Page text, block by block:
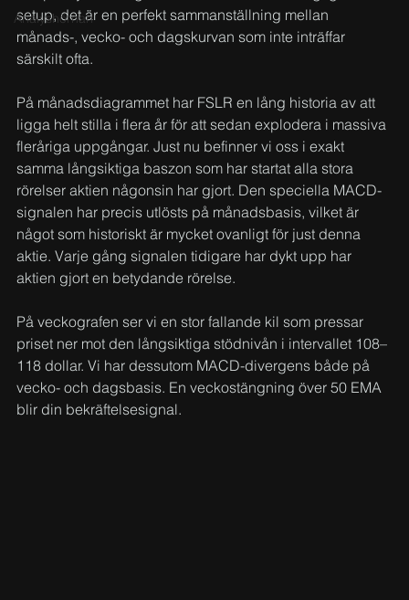
Analyshörnan
setup, det är en perfekt sammanställning mellan
månads-, vecko- och dagskurvan som inte inträffar
särskilt ofta.
På månadsdiagrammet har FSLR en lång historia av att
ligga helt stilla i flera år för att sedan explodera i massiva
fleråriga uppgångar. Just nu befinner vi oss i exakt
samma långsiktiga baszon som har startat alla stora
rörelser aktien någonsin har gjort. Den speciella MACD-
signalen har precis utlösts på månadsbasis, vilket är
något som historiskt är mycket ovanligt för just denna
aktie. Varje gång signalen tidigare har dykt upp har
aktien gjort en betydande rörelse.
På veckografen ser vi en stor fallande kil som pressar
priset ner mot den långsiktiga stödnivån i intervallet 108–
118 dollar. Vi har dessutom MACD-divergens både på
vecko- och dagsbasis. En veckostängning över 50 EMA
blir din bekräftelsesignal.